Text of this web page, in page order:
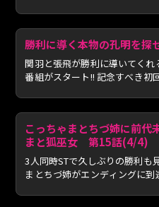
関羽と張飛が勝利に導いてく
番組がスタート!! 記念すべき初
こっちゃまとちづ姉に前
まと狐巫女 第15話(4/4)
3人同時STで久しぶりの勝利も
まとちづ姉がエンディングに